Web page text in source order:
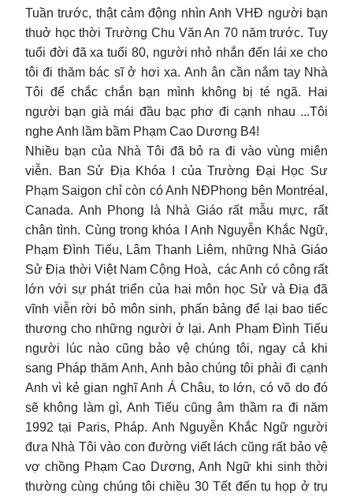
Tuần trước, thật cảm động nhìn Anh VHĐ người bạn
thuở học thời Trường Chu Văn An 70 năm trước. Tuy
tuổi đời đã xa tuổi 80, người nhỏ nhắn đến lái xe cho
tôi đi thăm bác sĩ ở hơi xa. Anh ân cần nắm tay Nhà
Tôi để chắc chắn bạn mình không bị té ngã. Hai
người bạn già mái đầu bạc phơ đi cạnh nhau ...Tôi
nghe Anh lầm bầm Phạm Cao Dương B4!
Nhiều bạn của Nhà Tôi đã bỏ ra đi vào vùng miên
viễn. Ban Sử Địa Khóa I của Trường Đại Học Sư
Phạm Saigon chỉ còn có Anh NĐPhong bên Montréal,
Canada. Anh Phong là Nhà Giáo rất mẫu mực, rất
chân tình. Cùng trong khóa I Anh Nguyễn Khắc Ngữ,
Phạm Đình Tiếu, Lâm Thanh Liêm, những Nhà Giáo
Sử Địa thời Việt Nam Cộng Hoà, các Anh có công rất
lớn với sự phát triển của hai môn học Sử và Điạ đã
vĩnh viễn rời bỏ môn sinh, phấn bảng để lại bao tiếc
thương cho những người ở lại. Anh Phạm Đình Tiếu
người lúc nào cũng bảo vệ chúng tôi, ngay cả khi
sang Pháp thăm Anh, Anh bảo chúng tôi phải đi cạnh
Anh vì kẻ gian nghĩ Anh Á Châu, to lớn, có võ do đó
sẽ không làm gì, Anh Tiếu cũng âm thầm ra đi năm
1992 tại Paris, Pháp. Anh Nguyễn Khắc Ngữ người
đưa Nhà Tôi vào con đường viết lách cũng rất bảo vệ
vợ chồng Phạm Cao Dương, Anh Ngữ khi sinh thời
thường cùng chúng tôi chiều 30 Tết đến tụ họp ở trụ